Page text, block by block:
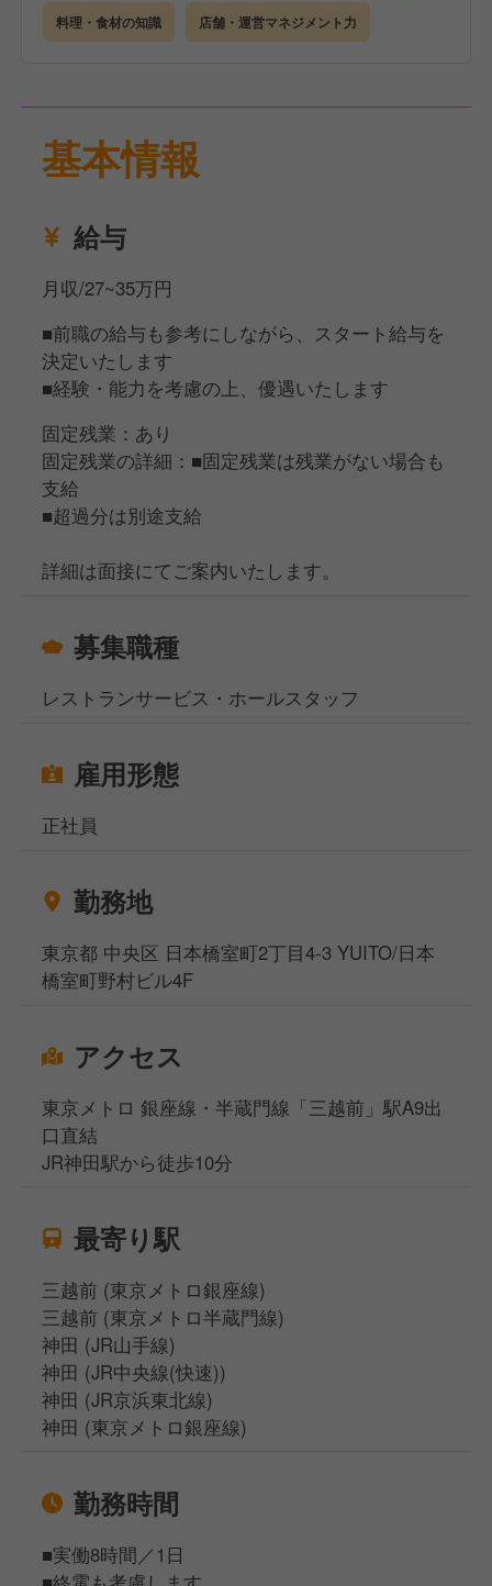
接客経験の浅い方でも、しっかりとしたサポート体制
2026年も横浜・関内、京都での新規出店など、新た
なチャレンジが続いており、オープニングスタッフや
新業態の立ち上げに参加するチャンスも豊富にありま
「本格的なサービススキルを身につけたい」「店長を
目指したい」「レストランビジネスを学びたい」
そんな想いを持つ方に、チャンスを掴める機会が豊富
に広がっています！
【仕事内容】
ホールスタッフとして、店舗運営全般に参加していた
お客様のご案内・席へのご誘導
オーダー受付・料理・ドリンクの提供
テーブルセッティング・清掃業務
開店・閉店準備作業
店内清掃・衛生管理
在庫管理・発注業務のサポート
新人スタッフの指導・教育（経験者の場合）
本格的なイタリアンレストランでの接客経験を積みた
でいただくことに喜びを感じる方を歓迎します！
い！」という想いをお持ちの方、ご応募お待ちしてお
料理・食材の知識 店舗・運営マネジメント力
基本情報
給与
月収/27~35万円
■前職の給与も参考にしながら、スタート給与を
決定いたします
■経験・能力を考慮の上、優遇いたします
固定残業：あり
固定残業の詳細：■固定残業は残業がない場合も
支給
■超過分は別途支給
詳細は面接にてご案内いたします。
募集職種
レストランサービス・ホールスタッフ
雇用形態
正社員
勤務地
東京都 中央区 日本橋室町2丁目4-3 YUITO/日本
橋室町野村ビル4F
アクセス
東京メトロ 銀座線・半蔵門線「三越前」駅A9出
口直結
JR神田駅から徒歩10分
最寄り駅
三越前 (東京メトロ銀座線)
三越前 (東京メトロ半蔵門線)
神田 (JR山手線)
神田 (JR中央線(快速))
神田 (JR京浜東北線)
神田 (東京メトロ銀座線)
勤務時間
■実働8時間／1日